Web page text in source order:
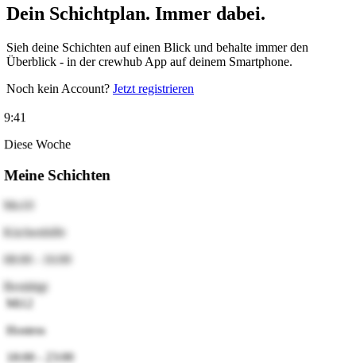
Dein Schichtplan. Immer dabei.
Sieh deine Schichten auf einen Blick und behalte immer den
Überblick - in der crewhub App auf deinem Smartphone.
Noch kein Account? Jetzt registrieren
9:41
Diese Woche
Meine Schichten
10
- 16:00
12
Hostess
18:00 - 23:00